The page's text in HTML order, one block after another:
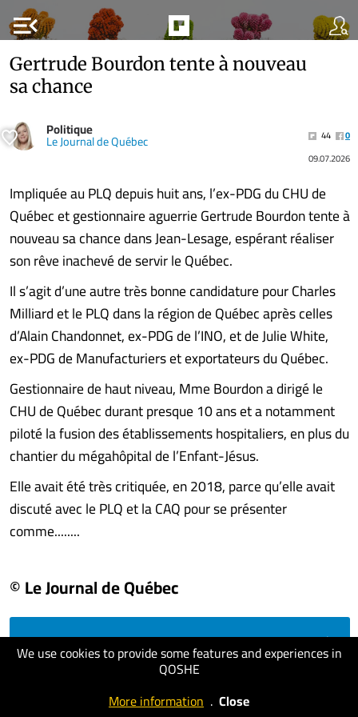
menu_open
We use cookies to provide some features and experiences in
QOSHE
More information . Close
Gertrude Bourdon tente à nouveau
sa chance
Politique
Le Journal de Québec 44
0
09.07.2026
Impliquée au PLQ depuis huit ans, l’ex-PDG du CHU de
Québec et gestionnaire aguerrie Gertrude Bourdon tente à
nouveau sa chance dans Jean-Lesage, espérant réaliser
son rêve inachevé de servir le Québec.
Il s’agit d’une autre très bonne candidature pour Charles
Milliard et le PLQ dans la région de Québec après celles
d’Alain Chandonnet, ex-PDG de l’INO, et de Julie White,
ex-PDG de Manufacturiers et exportateurs du Québec.
Gestionnaire de haut niveau, Mme Bourdon a dirigé le
CHU de Québec durant presque 10 ans et a notamment
piloté la fusion des établissements hospitaliers, en plus du
chantier du mégahôpital de l’Enfant-Jésus.
Elle avait été très critiquée, en 2018, parce qu’elle avait
discuté avec le PLQ et la CAQ pour se présenter
comme........
© Le Journal de Québec
visit website